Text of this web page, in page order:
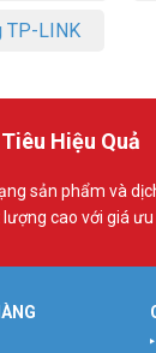
TP-LINK
Hiệu Quả
sản phẩm và
lượng cao với giá ưu